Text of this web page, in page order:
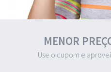
MENOR
Use o cupom e